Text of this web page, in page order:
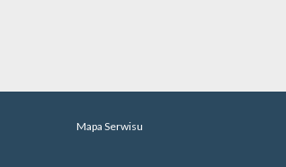
Mapa Serwisu